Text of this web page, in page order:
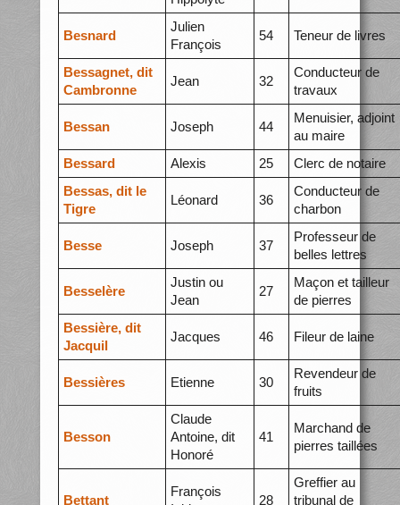
Besnard
Julien
François
54 Teneur de livres
Bessagnet, dit
Cambronne
Jean 32
Conducteur de
travaux
Bessan Joseph 44
Menuisier, adjoint
au maire
Bessard
Alexis 25
Clerc de notaire
Bessas, dit le
Tigre
Léonard 36
Conducteur de
charbon
Besse Joseph 37
Professeur de
belles lettres
Besselère
Justin ou
Jean
27
Maçon et tailleur
de pierres
Bessière, dit
Jacquil
Jacques 46 Fileur de laine
Bessières Etienne 30
Revendeur de
fruits
Besson
Claude
Antoine, dit
Honoré
41
Marchand de
pierres taillées
Bettant
François
28
Greffier au
tribunal de